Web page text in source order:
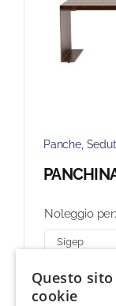
Panche,
Noleggio per:
225,00€
Questo
cookie